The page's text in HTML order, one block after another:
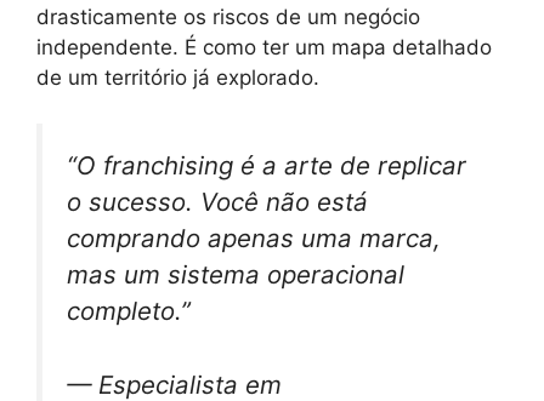
drasticamente os riscos de um negócio
independente. É como ter um mapa detalhado
de um território já explorado.
“O franchising é a arte de replicar
o sucesso. Você não está
comprando apenas uma marca,
mas um sistema operacional
completo.”
— Especialista em